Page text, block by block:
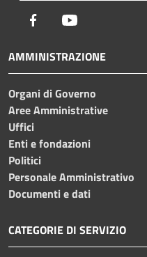
Facebook
AMMINISTRAZIONE
Organi di Governo
Aree Amministrative
Uffici
Enti e fondazioni
Politici
Personale Amministrativo
Documenti e dati
CATEGORIE DI SERVIZIO